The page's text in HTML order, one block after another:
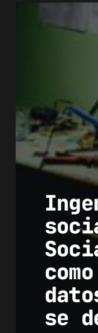
se